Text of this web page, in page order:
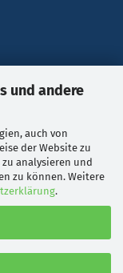
und andere
auch von
der Website zu
analysieren und
zu können. Weitere
.